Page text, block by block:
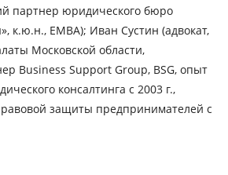
партнер юридического бюро
к.ю.н., EMBA); Иван Сустин (aдвокат,
Московской области,
Business Support Group, BSG, опыт
консалтинга с 2003 г.,
защиты предпринимателей с